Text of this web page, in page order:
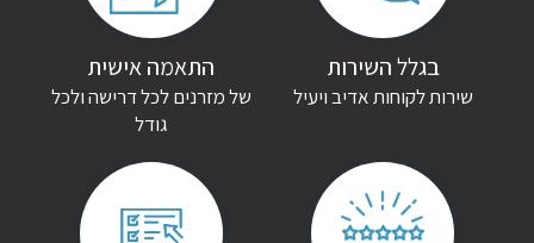
האימייל לא יוצג באתר.
שדות החובה מסומנים
בגלל השירות
שירות לקוחות אדיב ויעיל
התאמה אישית
של מזרנים לכל דרישה ולכל
גודל